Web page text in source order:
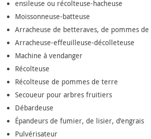
ensileuse ou récolteuse-hacheuse
Moissonneuse-batteuse
Arracheuse de betteraves, de pommes
Arracheuse-effeuilleuse-décolleteuse
Machine à vendanger
Récolteuse
Récolteuse de pommes de terre
Secoueur pour arbres fruitiers
Débardeuse
Épandeurs de fumier, de lisier, d’engrais
Pulvérisateur